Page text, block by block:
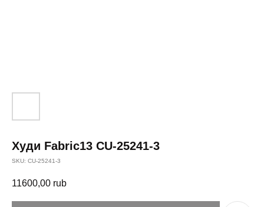
Худи Fabric13 CU-25241-3
SKU: CU-25241-3
11600,00 rub